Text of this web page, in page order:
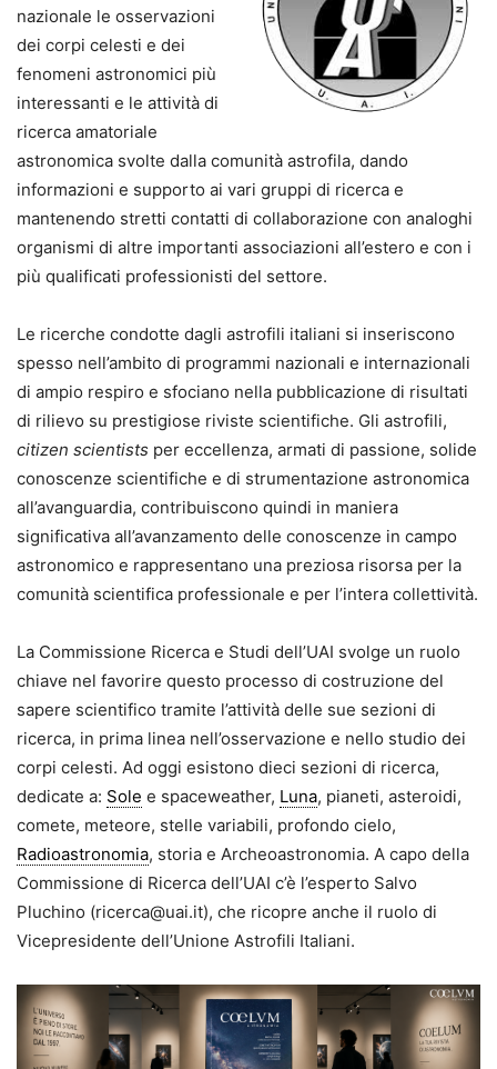
nazionale le osservazioni
dei corpi celesti e dei
fenomeni astronomici più
interessanti e le attività di
ricerca amatoriale
astronomica svolte dalla comunità astrofila, dando
informazioni e supporto ai vari gruppi di ricerca e
mantenendo stretti contatti di collaborazione con analoghi
organismi di altre importanti associazioni all’estero e con i
più qualificati professionisti del settore.
Le ricerche condotte dagli astrofili italiani si inseriscono
spesso nell’ambito di programmi nazionali e internazionali
di ampio respiro e sfociano nella pubblicazione di risultati
di rilievo su prestigiose riviste scientifiche. Gli astrofili,
citizen scientists per eccellenza, armati di passione, solide
conoscenze scientifiche e di strumentazione astronomica
all’avanguardia, contribuiscono quindi in maniera
significativa all’avanzamento delle conoscenze in campo
astronomico e rappresentano una preziosa risorsa per la
comunità scientifica professionale e per l’intera collettività.
La Commissione Ricerca e Studi dell’UAI svolge un ruolo
chiave nel favorire questo processo di costruzione del
sapere scientifico tramite l’attività delle sue sezioni di
ricerca, in prima linea nell’osservazione e nello studio dei
corpi celesti. Ad oggi esistono dieci sezioni di ricerca,
dedicate a: Sole e spaceweather, Luna, pianeti, asteroidi,
comete, meteore, stelle variabili, profondo cielo,
Radioastronomia, storia e Archeoastronomia. A capo della
Commissione di Ricerca dell’UAI c’è l’esperto Salvo
Pluchino (ricerca@uai.it), che ricopre anche il ruolo di
Vicepresidente dell’Unione Astrofili Italiani.